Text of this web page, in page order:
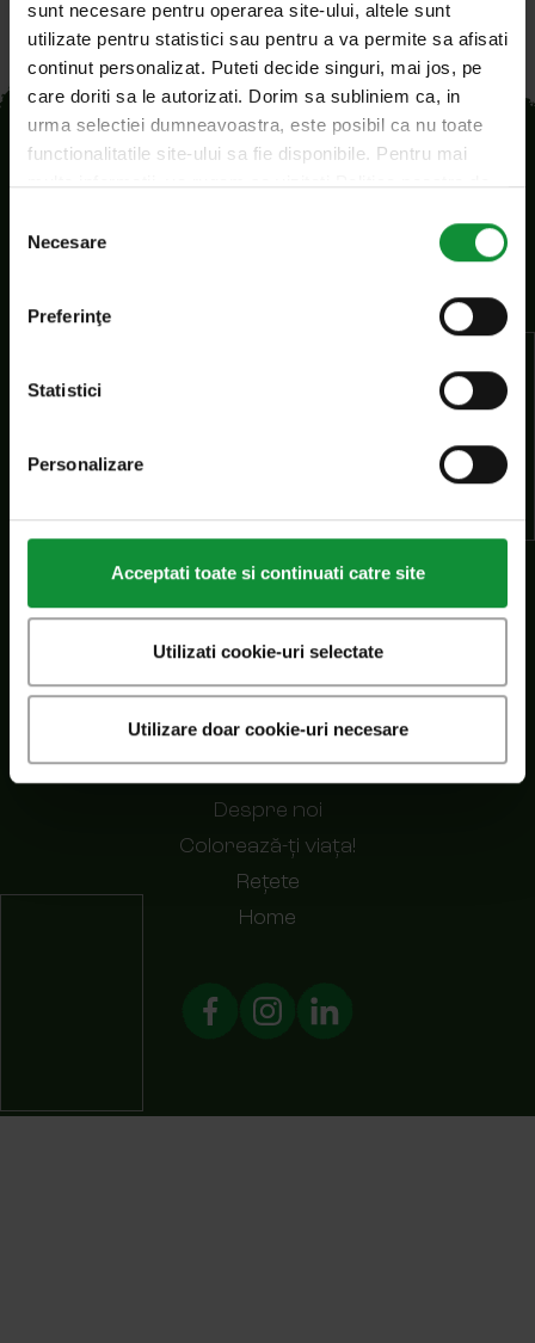
sunt necesare pentru operarea site-ului, altele sunt
utilizate pentru statistici sau pentru a va permite sa afisati
continut personalizat. Puteti decide singuri, mai jos, pe
care doriti sa le autorizati. Dorim sa subliniem ca, in
urma selectiei dumneavoastra, este posibil ca nu toate
functionalitatile site-ului sa fie disponibile. Pentru mai
multe informatii, va rugam sa vizitati Politica noastra de
consimțământului
Necesare
Preferinţe
Statistici
Personalizare
Acceptati toate si continuati catre site
Utilizati cookie-uri selectate
Utilizare doar cookie-uri necesare
Șoseaua Cernica nr. 216, RO 77145 Pantelimon,
Information
Politica de confidențialitate
Gestionarea preferințelor cookie
Scrie-ne!
Drepturi de autor
Secțiuni
Despre noi
Colorează-ți viața!
Rețete
Home